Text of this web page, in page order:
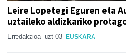
Leire Lopetegi Eguren eta
uztaileko aldizkariko
Erredakzioa uzt 03 EUSKARA